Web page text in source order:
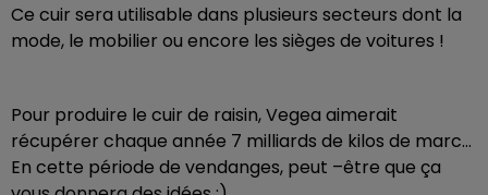
Ce cuir sera utilisable dans plusieurs secteurs dont la
mode, le mobilier ou encore les sièges de voitures !
Pour produire le cuir de raisin, Vegea aimerait
récupérer chaque année 7 milliards de kilos de marc…
En cette période de vendanges, peut –être que ça